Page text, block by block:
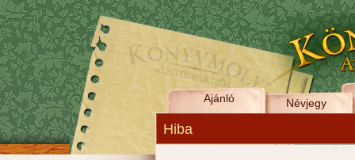
Ajánló Névjegy
Hiba